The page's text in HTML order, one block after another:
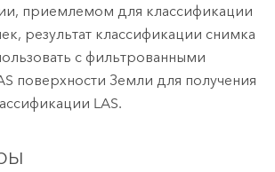
приемлемом для классификации
результат классификации снимка
с фильтрованными
поверхности Земли для получения
LAS.